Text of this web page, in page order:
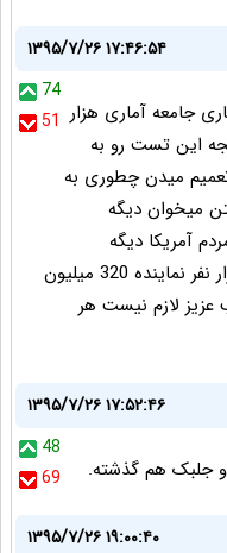
۱۳۹۵/۷/۲۶ ۱۷:۴۶:۵۴
74
51 جامعه آماری هزار
این تست رو به
تعمیم میدن چطوری به
نفر از 1000 نفر گفتن میخوان دیگه
40 درصد مردم آمریکا دیگه
سامسونگ نمیخرن!!! یعنی اون هزار نفر نماینده 320 میلیون
لازم نیست هر
۱۳۹۵/۷/۲۶ ۱۷:۵۲:۴۶
48
69
و جلبک هم گذشته.
۱۳۹۵/۷/۲۶ ۱۹:۰۰:۴۰